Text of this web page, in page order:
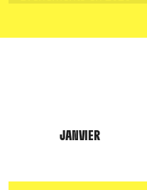
JANVIER